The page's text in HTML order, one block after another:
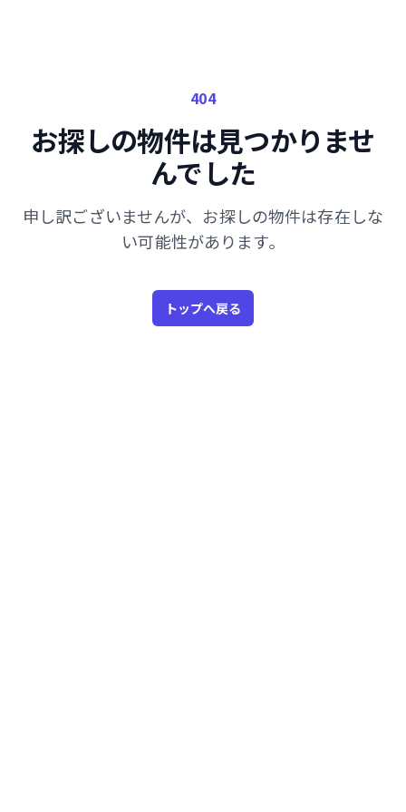
404
お探しの物件は見つかりませ
んでした
申し訳ございませんが、お探しの物件は存在しな
い可能性があります。
トップへ戻る